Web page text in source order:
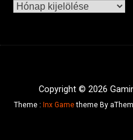
Archívum
Copyright © 2026
Theme : Inx Gametheme By